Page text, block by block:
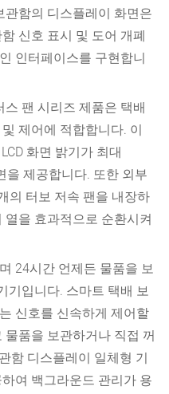
함의 디스플레이 화면은
신호 표시 및 도어 개폐
인터페이스를 구현합니
스 팬 시리즈 제품은 택배
제어에 적합합니다. 이
화면 밝기가 최대
을 제공합니다. 또한 외부
의 터보 저속 팬을 내장하
을 효과적으로 순환시켜
24시간 언제든 물품을 보
기입니다. 스마트 택배 보
신호를 신속하게 제어할
품을 보관하거나 직접 꺼
함 디스플레이 일체형 기
여 백그라운드 관리가 용